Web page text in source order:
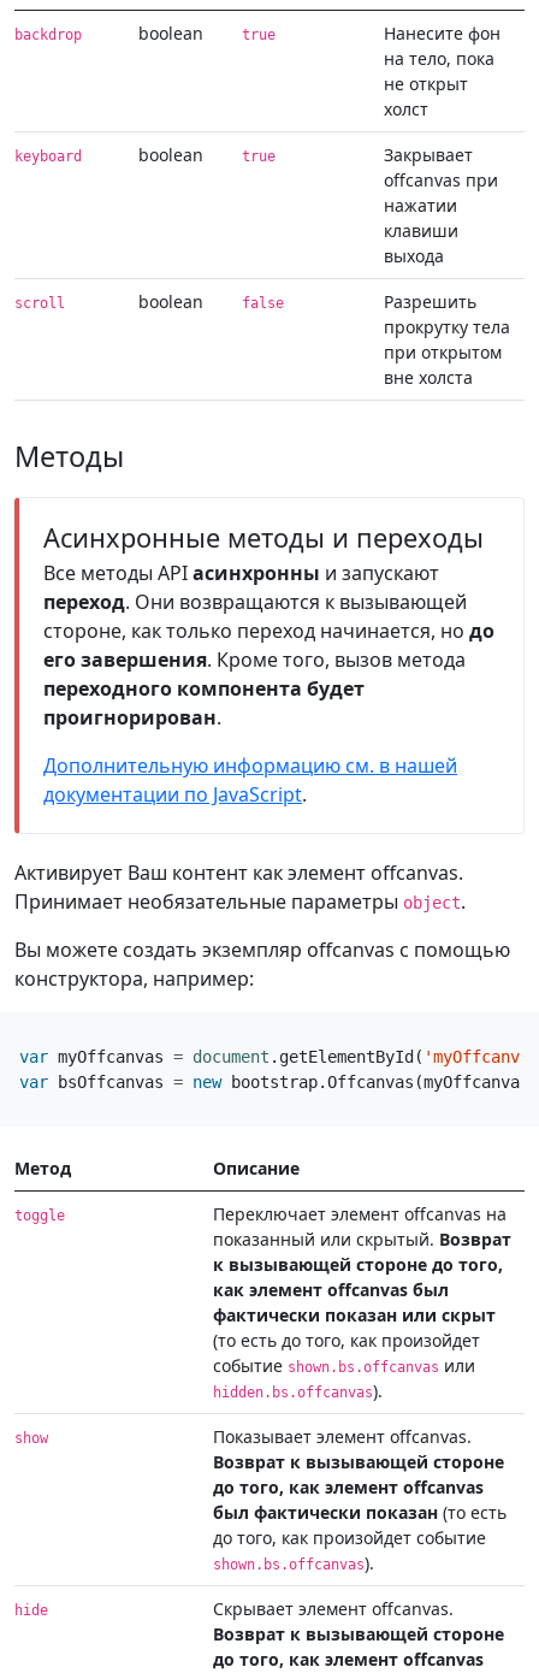
backdrop boolean true
Нанесите фон
на тело, пока
не открыт
холст
keyboard boolean true
Закрывает
offcanvas при
нажатии
клавиши
выхода
scroll boolean false
Разрешить
прокрутку тела
при открытом
вне холста
Методы
Асинхронные методы и переходы
Все методы APIасинхронны и запускают
переход. Они возвращаются к вызывающей
стороне, как только переход начинается, но до
его завершения. Кроме того, вызов метода
переходного компонента будет
проигнорирован.
Дополнительную информацию см. в нашей
документации по JavaScript.
Активирует Ваш контент как элемент offcanvas.
Принимает необязательные параметры object.
Вы можете создать экземпляр offcanvas с помощью
конструктора, например:
var myOffcanvas = document . getElementById (
var
bsOffcanvas = new bootstrap.Offcanvas (myOffcanvas
Метод Описание
toggle
Переключает элемент offcanvas на
показанный или скрытый. Возврат
к вызывающей стороне до того,
как элемент offcanvas был
фактически показан или скрыт
(то есть до того, как произойдет
событие shown.bs.offcanvas или
hidden.bs.offcanvas).
show
Показывает элемент offcanvas.
Возврат к вызывающей стороне
до того, как элемент offcanvas
был фактически показан (то есть
до того, как произойдет событие
shown.bs.offcanvas).
hide
Скрывает элемент offcanvas.
Возврат к вызывающей стороне
до того, как элемент offcanvas